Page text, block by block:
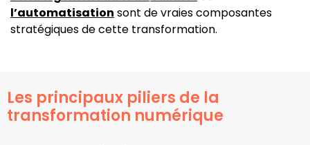
l’automatisation sont de vraies composantes
stratégiques de cette transformation.
Les principaux piliers de la
transformation numérique